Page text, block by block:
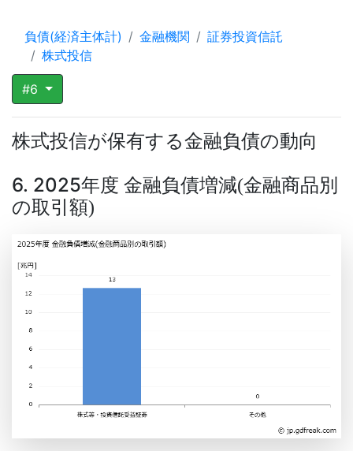
負債(経済主体計) 金融機関
証券投資信託
株式投信
#6
株式投信が保有する金融負債の動向
6. 2025年度 金融負債増減(金融商品別
の取引額)